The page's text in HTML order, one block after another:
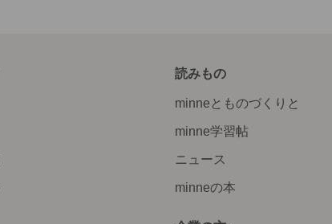
読みもの
minneとものづくりと
minne学習帖
ニュース
minneの本